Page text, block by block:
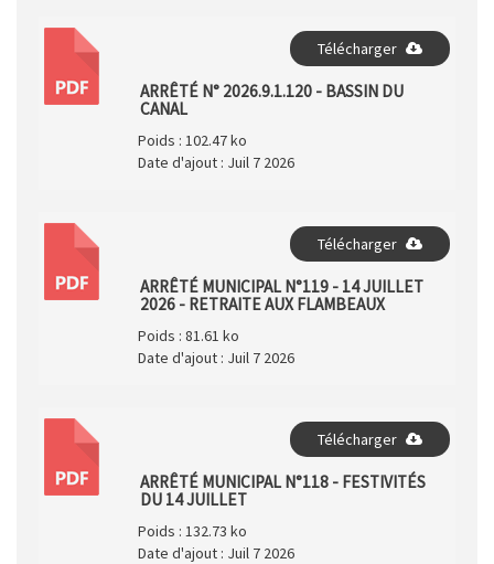
PDF
Télécharger
ARRÊTÉ N° 2026.9.1.120 - BASSIN DU
CANAL
Poids : 102.47 ko
Date d'ajout : Juil 7 2026
PDF
Télécharger
ARRÊTÉ MUNICIPAL N°119 - 14 JUILLET
2026 - RETRAITE AUX FLAMBEAUX
Poids : 81.61 ko
Date d'ajout : Juil 7 2026
PDF
Télécharger
ARRÊTÉ MUNICIPAL N°118 - FESTIVITÉS
DU 14 JUILLET
Poids : 132.73 ko
Date d'ajout : Juil 7 2026